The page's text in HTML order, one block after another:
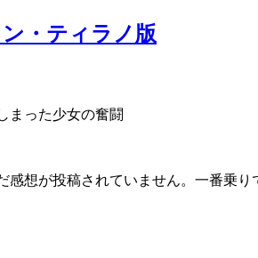
・ティラノ版
まった少女の奮闘
感想が投稿されていません。一番乗り